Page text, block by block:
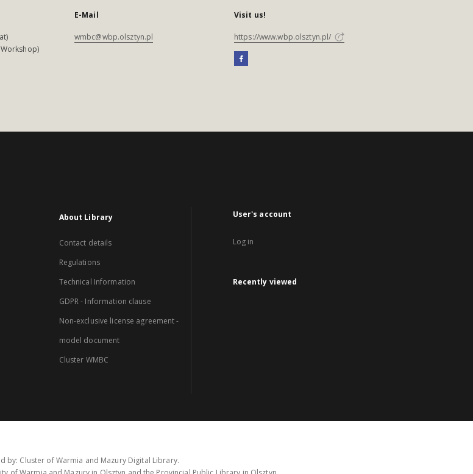
E-Mail
wmbc@wbp.olsztyn.pl
Visit us!
https://www.wbp.olsztyn.pl/
About Library
Contact details
Regulations
Technical Information
GDPR - Information clause
Non-exclusive license agreement -
model document
Cluster WMBC
User's account
Log in
Recently viewed
by: Cluster of Warmia and Mazury Digital Library.